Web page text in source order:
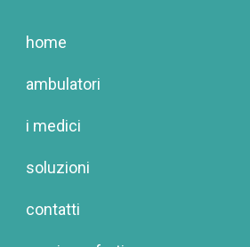
home
ambulatori
i medici
soluzioni
contatti